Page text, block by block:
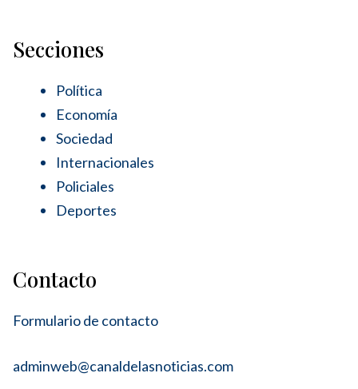
Secciones
Política
Economía
Sociedad
Internacionales
Policiales
Deportes
Contacto
Formulario de contacto
adminweb@canaldelasnoticias.com